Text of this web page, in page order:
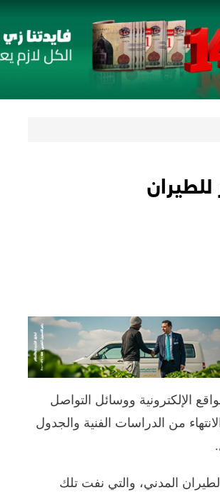
5 مليار جنيه لدعم قطاع السيارات في مصر
تعلنان شراكة لشراء سيارات ميتسوبيشي أونلاين
تأمينية متكاملة لعملاء البنك
الإلكترونية ووسائل التواصل
من الدراسات الفنية والجدول
المدني، والتي نفت تلك